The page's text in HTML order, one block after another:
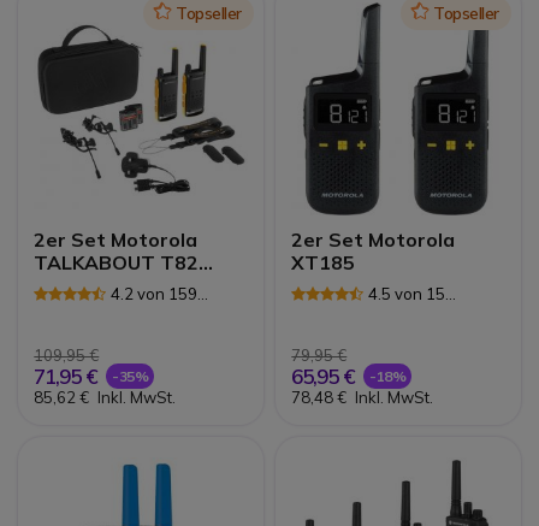
IconTopseller
2er Set Motorola
TALKABOUT T82
Extreme4.2 von 159
109,95 €
71,95 € -35%
85,62 € Inkl. MwSt.
IconTopseller
2er Set Motorola
XT185
4.5 von 15
79,95 €
65,95 € -18%
78,48 € Inkl. MwSt.